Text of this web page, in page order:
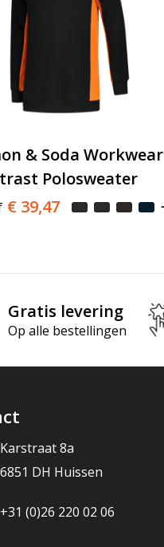
& Soda Workwear
Polosweater
€ 39,47
Gratis levering
Op alle bestellingen
Karstraat 8a
6851 DH Huissen
+31 (0)26 220 02 06